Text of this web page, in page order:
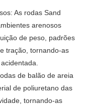
As rodas Sand
arenosos
de peso, padrões
tração, tornando-as
de balão de areia
de poliuretano das
tornando-as